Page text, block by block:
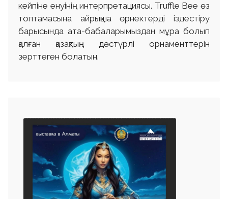
кейпіне енуінің интерпретациясы. Truffle Bee өз
топтамасына айрықша өрнектерді іздестіру
барысында ата-бабаларымыздан мұра болып
қалған қазақтың дәстүрлі орнаменттерін
зерттеген болатын.